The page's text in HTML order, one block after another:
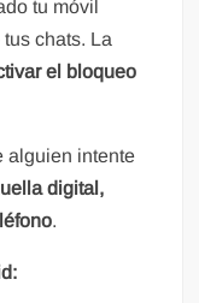
tu móvil
tus chats. La
el bloqueo
alguien intente
digital,
.